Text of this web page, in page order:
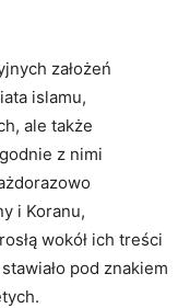
założeń
islamu,
ale także
z nimi
i Koranu,
wokół ich treści
pod znakiem